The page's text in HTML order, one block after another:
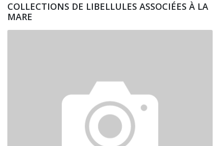
COLLECTIONS DE LIBELLULES ASSOCIÉES À LA
MARE